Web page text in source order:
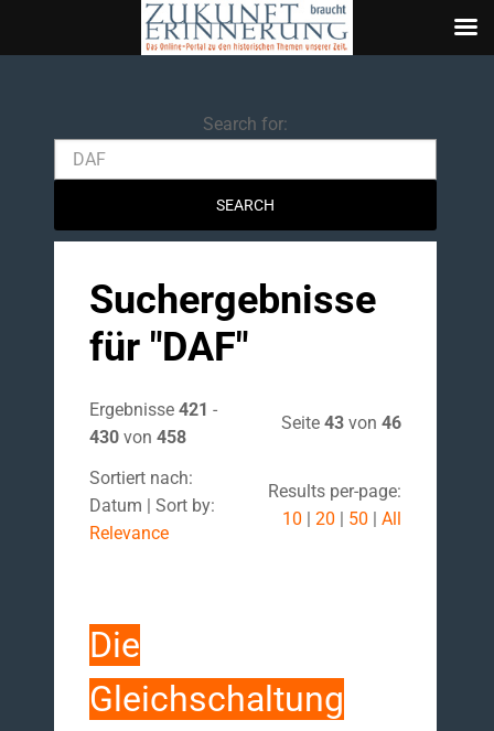
Search for:Search
Suchergebnisse
für "DAF"
Ergebnisse 421 -
430von 458
Seite 43von 46
Sortiert nach:
Datum | Sort by:
Relevance
Results per-page:
10 | 20 | 50 | All
Die
Gleichschaltung